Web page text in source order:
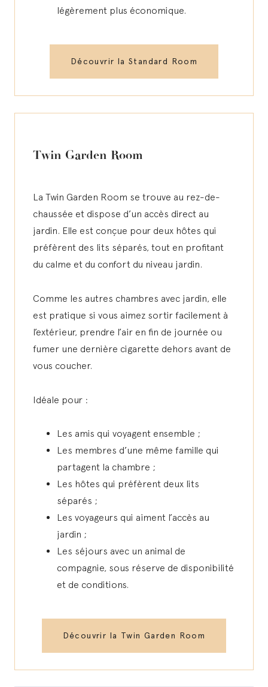
légèrement plus économique.
Découvrir la Standard Room
Twin Garden Room
La Twin Garden Room se trouve au rez-de-
chaussée et dispose d’un accès direct au
jardin. Elle est conçue pour deux hôtes qui
préfèrent des lits séparés, tout en profitant
du calme et du confort du niveau jardin.
Comme les autres chambres avec jardin, elle
est pratique si vous aimez sortir facilement à
l’extérieur, prendre l’air en fin de journée ou
fumer une dernière cigarette dehors avant de
vous coucher.
Idéale pour :
Les amis qui voyagent ensemble ;
Les membres d’une même famille qui
partagent la chambre ;
Les hôtes qui préfèrent deux lits
séparés ;
Les voyageurs qui aiment l’accès au
jardin ;
Les séjours avec un animal de
compagnie, sous réserve de disponibilité
et de conditions.
Découvrir la Twin Garden Room